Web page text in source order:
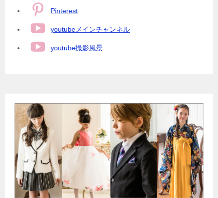
Pinterest
youtubeメインチャンネル
youtube撮影風景